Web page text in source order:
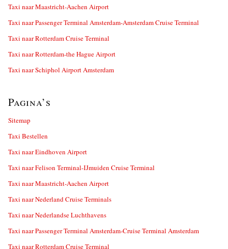
Taxi naar Maastricht-Aachen Airport
Taxi naar Passenger Terminal Amsterdam-Amsterdam Cruise Terminal
Taxi naar Rotterdam Cruise Terminal
Taxi naar Rotterdam-the Hague Airport
Taxi naar Schiphol Airport Amsterdam
Pagina’s
Sitemap
Taxi Bestellen
Taxi naar Eindhoven Airport
Taxi naar Felison Terminal-IJmuiden Cruise Terminal
Taxi naar Maastricht-Aachen Airport
Taxi naar Nederland Cruise Terminals
Taxi naar Nederlandse Luchthavens
Taxi naar Passenger Terminal Amsterdam-Cruise Terminal Amsterdam
Taxi naar Rotterdam Cruise Terminal